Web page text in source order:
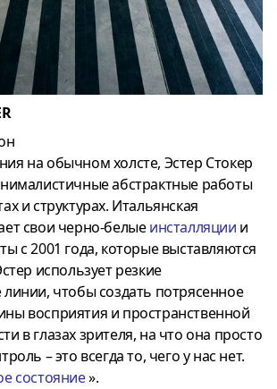
на обычном холсте, Эстер Стокер
абстрактные работы
и ​​структурах. Итальянская
свои черно-белыеинсталляции и
с 2001 года, которые выставляются
использует резкие
линии, чтобы создать потрясенное
восприятия и пространственной
в глазах зрителя, на что она просто
– это всегда то, чего у нас нет.
состояние».